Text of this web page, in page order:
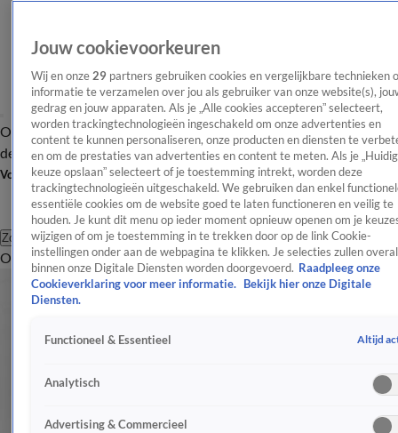
OverzichtAfleveringen Entertainment TV Algemeen
Tip
de redactieNieuwsbrief
Volg Shownieuws
Zoeken
OverzichtEntertainmentSpraakmakendRealityCrimeVideo's
Jouw cookievoorkeuren
Wij en onze 29 partners gebruiken cookies en vergelijkbare technieken
informatie te verzamelen over jou als gebruiker van onze website(s),
gedrag en jouw apparaten. Als je „Alle cookies accepteren” selecteert,
worden trackingtechnologieën ingeschakeld om onze advertenties en
content te kunnen personaliseren, onze producten en diensten te
en om de prestaties van advertenties en content te meten. Als je
keuze opslaan” selecteert of je toestemming intrekt, worden deze
trackingtechnologieën uitgeschakeld. We gebruiken dan enkel
essentiële cookies om de website goed te laten functioneren en veilig te
houden. Je kunt dit menu op ieder moment opnieuw openen om je
wijzigen of om je toestemming in te trekken door op de link Cookie-
instellingen onder aan de webpagina te klikken. Je selecties zullen overal
binnen onze Digitale Diensten worden doorgevoerd. Raadpleeg onze
Cookieverklaring voor meer informatie.
Bekijk hier onze Digitale
Diensten.
Functioneel & Essentieel Altijd
Analytisch
Advertising & Commercieel